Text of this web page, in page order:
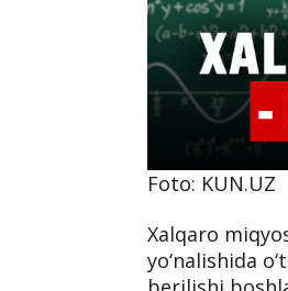
Foto: KUN.UZ
Xalqaro
yo‘nalishida